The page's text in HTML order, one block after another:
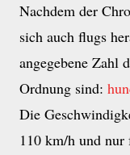
Nachdem der
sich auch flugs
angegebene Zahl
Ordnung sind:
Die
110 km/h und nur